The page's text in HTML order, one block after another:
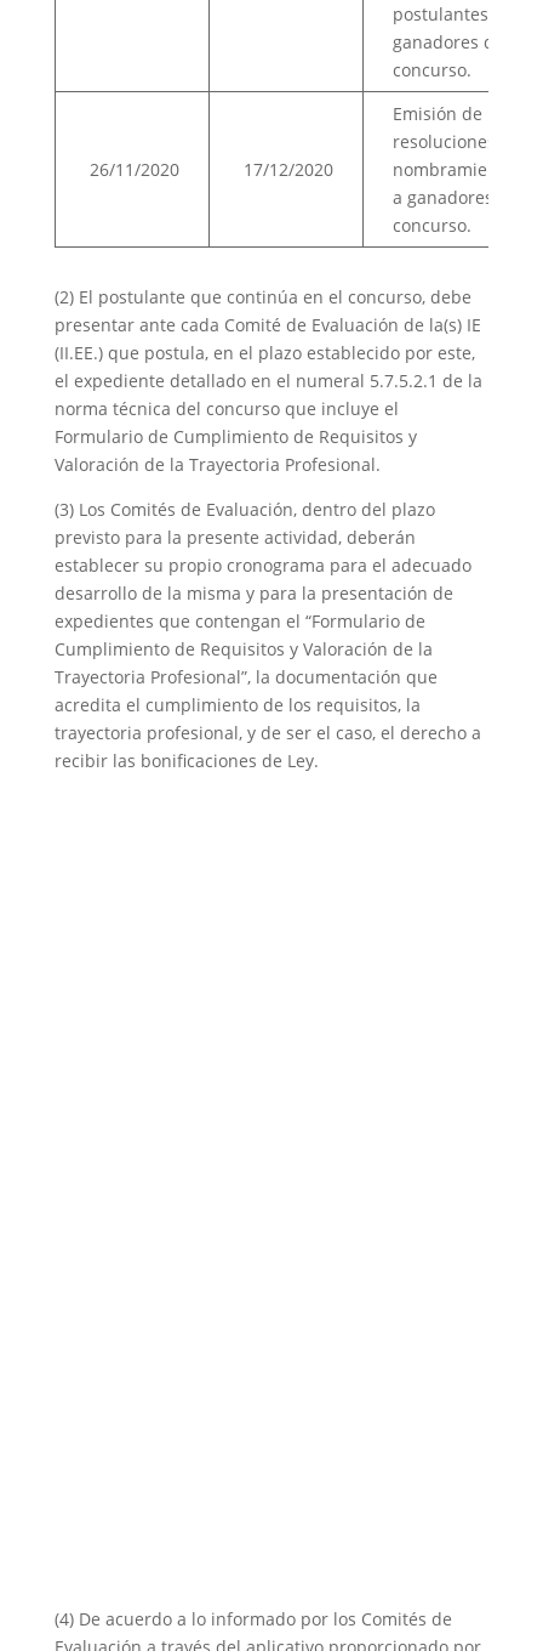
postulantes
ganadores del
concurso.
26/11/2020 17/12/2020
Emisión de
resoluciones de
nombramiento
a ganadores del
concurso.
(2) El postulante que continúa en el concurso, debe
presentar ante cada Comité de Evaluación de la(s) IE
(II.EE.) que postula, en el plazo establecido por este,
el expediente detallado en el numeral 5.7.5.2.1 de la
norma técnica del concurso que incluye el
Formulario de Cumplimiento de Requisitos y
Valoración de la Trayectoria Profesional.
(3) Los Comités de Evaluación, dentro del plazo
previsto para la presente actividad, deberán
establecer su propio cronograma para el adecuado
desarrollo de la misma y para la presentación de
expedientes que contengan el “Formulario de
Cumplimiento de Requisitos y Valoración de la
Trayectoria Profesional”, la documentación que
acredita el cumplimiento de los requisitos, la
trayectoria profesional, y de ser el caso, el derecho a
recibir las bonificaciones de Ley.
(4) De acuerdo a lo informado por los Comités de